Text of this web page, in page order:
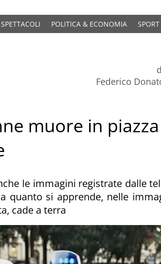
POLITICA & ECONOMIA SPORT
Federico
muore in piazza
le immagini registrate dalle
quanto si apprende, nelle
cade a terra